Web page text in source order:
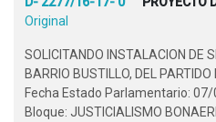
Original
SOLICITANDO INSTALACION DE
BARRIO BUSTILLO, DEL PARTIDO
Fecha Estado Parlamentario:
Bloque: JUSTICIALISMO